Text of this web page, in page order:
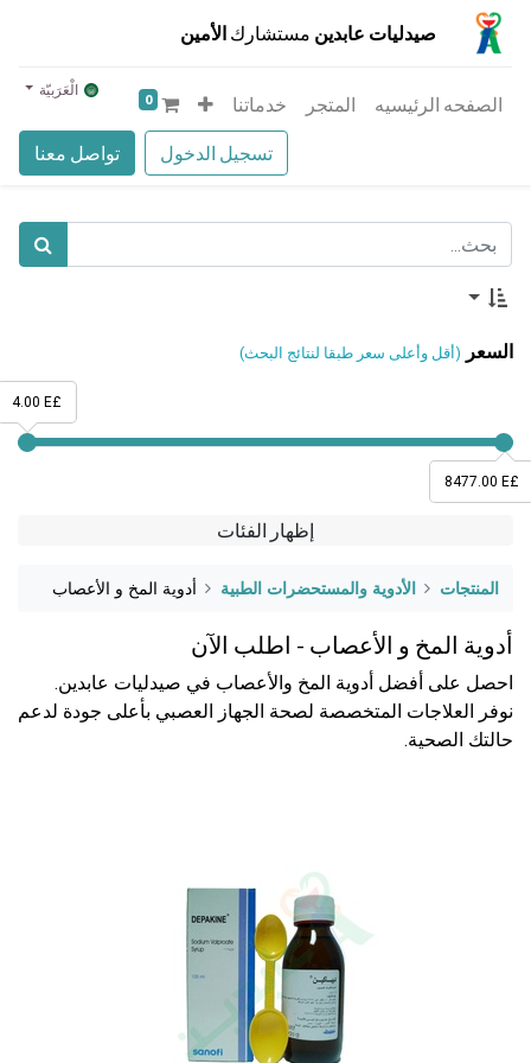
صيدليات عابدين مستشارك الأمين
تسجيل الدخول تواصل معنا
الصفحه الرئيسيه المتجر خدماتنا 0 الْعَرَبيّة
إظهار الفئات
السعر (أقل وأعلى سعر طبقا لنتائج البحث)
8477.00 E£
4.00 E£
المنتجات الأدوية والمستحضرات الطبية أدوية المخ و الأعصاب
أدوية المخ و الأعصاب - اطلب الآن
احصل على أفضل أدوية المخ والأعصاب في صيدليات عابدين.
نوفر العلاجات المتخصصة لصحة الجهاز العصبي بأعلى جودة لدعم
حالتك الصحية.